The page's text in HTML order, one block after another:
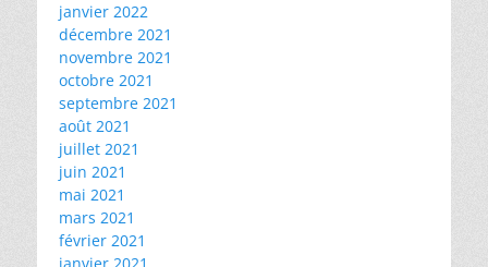
janvier 2022
décembre 2021
novembre 2021
octobre 2021
septembre 2021
août 2021
juillet 2021
juin 2021
mai 2021
mars 2021
février 2021